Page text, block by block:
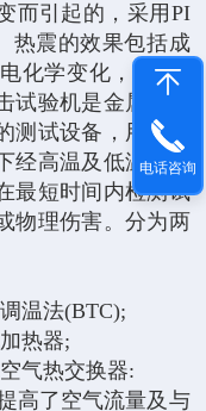
而引起的，采用PI
热震的效果包括成
化学变化，PID系
验机是金属、塑
试设备，用于测
经高温及低温的连
最短时间内检测试
物理伤害。分为两
温法(BTC);
热器;
气热交换器:
了空气流量及与
电话咨询